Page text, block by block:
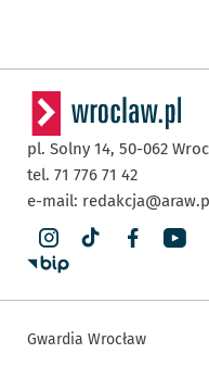
pl. Solny 14, 50-062
tel. 71 776 71 42
e-mail:
Gwardia Wrocław